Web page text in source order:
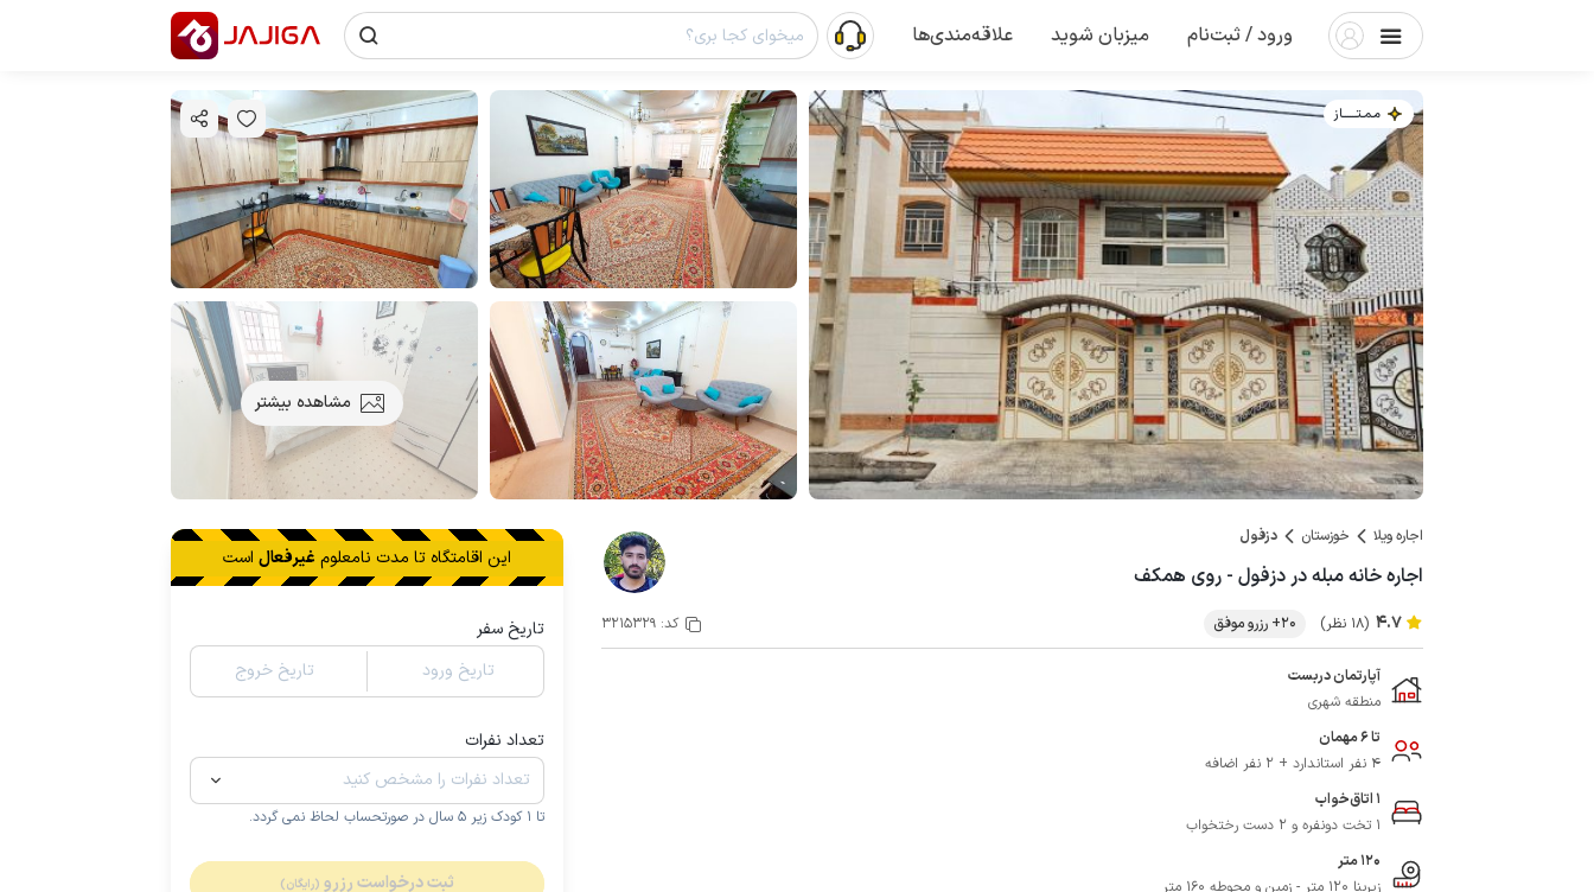
ورود / ثبت‌نام میزبان شوید علاقه‌مندی‌ها
مـمـتــــــاز
مشاهده بیشتر
اجاره ویلا خوزستان دزفول
اجاره خانه مبله در دزفول - روی همکف
4.7 (18 نظر) 20+ رزرو موفق کد:3215329
آپارتمان دربست
منطقه شهری
تا 6 مهمان
4 نفر استاندارد + 2 نفر اضافه
1 اتاق‌خواب
1 تخت دونفره و 2 دست رختخواب
120 متر
زیربنا 120 متر - زمین و محوطه 160 متر
این اقامتگاه تا مدت نامعلوم غیرفعال است
تاریخ سفر
تاریخ ورود
تاریخ خروج
تعداد نفرات
تا 1 کودک زیر 5 سال در صورتحساب لحاظ نمی گردد.
ثبت درخواست رزرو (رایگان)